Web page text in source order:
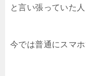
と言い張っていた人
今では普通にスマ